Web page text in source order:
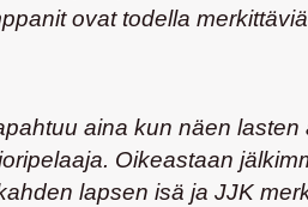
ovat todella
aina kun näen
Oikeastaan
lapsen isä ja JJK